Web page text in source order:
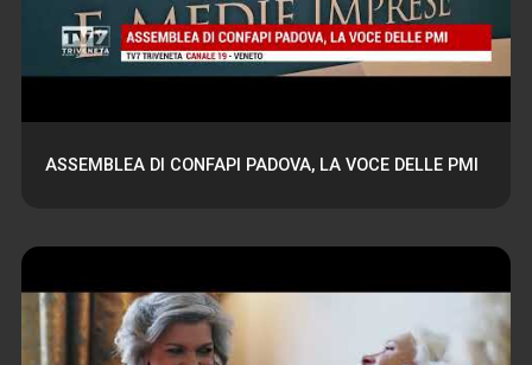
ASSEMBLEA DI CONFAPI PADOVA, LA VOCE DELLE PMI